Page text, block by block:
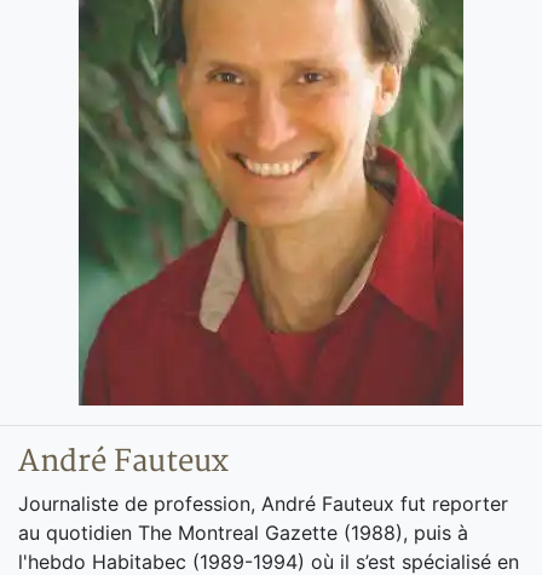
André Fauteux
Journaliste de profession, André Fauteux fut reporter
au quotidien The Montreal Gazette (1988), puis à
l'hebdo Habitabec (1989-1994) où il s’est spécialisé en